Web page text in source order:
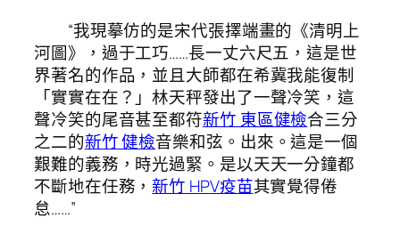
“我現摹仿的是宋代張擇端畫的《清明上
河圖》，過于工巧……長一丈六尺五，這是世
界著名的作品，並且大師都在希冀我能復制
「實實在在？」林天秤發出了一聲冷笑，這
聲冷笑的尾音甚至都符新竹 東區健檢合三分
之二的新竹 健檢音樂和弦。出來。這是一個
艱難的義務，時光過緊。是以天天一分鐘都
不斷地在任務，新竹 HPV疫苗其實覺得倦
怠……”